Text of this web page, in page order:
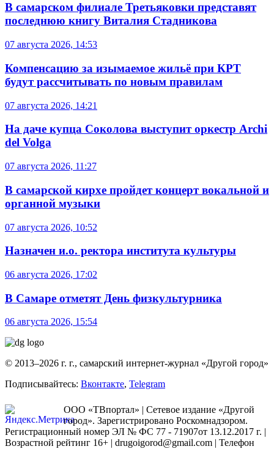
В самарском филиале Третьяковки представят
последнюю книгу Виталия Стадникова
07 августа 2026, 14:53
Компенсацию за изымаемое жильё при КРТ
будут рассчитывать по новым правилам
07 августа 2026, 14:21
На даче купца Соколова выступит оркестр Archi
del Volga
07 августа 2026, 11:27
В самарской кирхе пройдет концерт вокальной и
органной музыки
07 августа 2026, 10:52
Назначен и.о. ректора института культуры
06 августа 2026, 17:02
В Самаре отметят День физкультурника
06 августа 2026, 15:54
© 2013–2026 г. г., самарский интернет-журнал «Другой город»
Подписывайтесь: Вконтакте, Telegram
ООО «ТВпортал» | Сетевое издание «Другой
город». Зарегистрировано Роскомнадзором.
Регистрационный номер ЭЛ № ФС 77 - 71907от 13.12.2017 г. |
Возрастной рейтинг 16+ | drugoigorod@gmail.com | Телефон